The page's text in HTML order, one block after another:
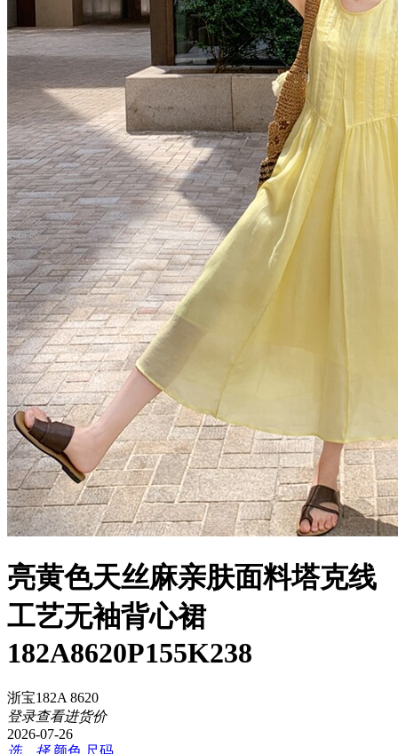
亮黄色天丝麻亲肤面料塔克线
工艺无袖背心裙
182A8620P155K238
浙宝182A 8620
登录查看进货价
2026-07-26
选 择 颜色 尺码